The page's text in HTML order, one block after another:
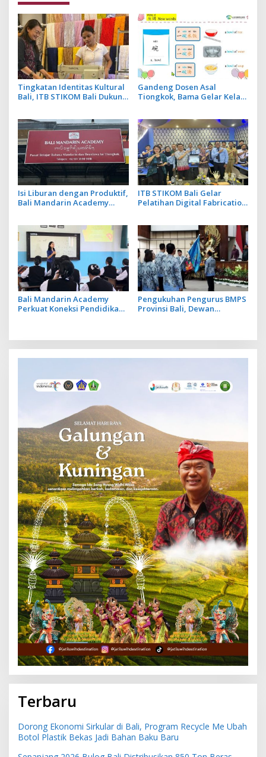
Tingkatan Identitas Kultural
Bali, ITB STIKOM Bali Dukung
Kebaya
Gandeng Dosen Asal
Tiongkok, Bama Gelar Kelas
Restoran
Isi Liburan dengan Produktif,
Bali Mandarin Academy
ITB STIKOM Bali Gelar
Pelatihan Digital Fabrication
Bali Mandarin Academy
Perkuat Koneksi Pendidikan
Pengukuhan Pengurus BMPS
Provinsi Bali, Dewan
Terbaru
Dorong Ekonomi Sirkular di Bali, Program Recycle Me Ubah
Botol Plastik Bekas Jadi Bahan Baku Baru